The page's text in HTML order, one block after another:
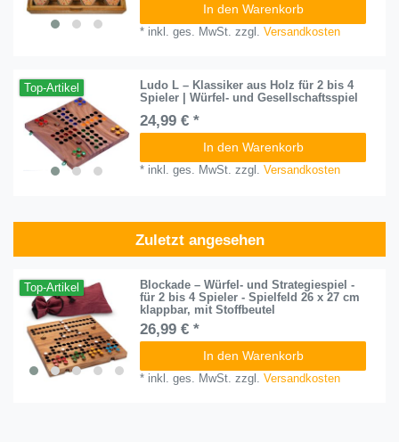
In den Warenkorb
* inkl. ges. MwSt. zzgl.Versandkosten
Top-Artikel
Ludo L – Klassiker aus Holz für 2 bis 4
Spieler | Würfel- und Gesellschaftsspiel
24,99 € *
In den Warenkorb
* inkl. ges. MwSt. zzgl.Versandkosten
Zuletzt angesehen
Top-Artikel
Blockade – Würfel- und Strategiespiel -
für 2 bis 4 Spieler - Spielfeld 26 x 27 cm
klappbar, mit Stoffbeutel
26,99 € *
In den Warenkorb
* inkl. ges. MwSt. zzgl.Versandkosten